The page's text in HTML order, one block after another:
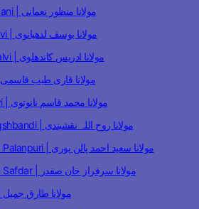
Maulana Manzoor Nomani | مولانا منظور نعمانی
Maulana Yusuf Ludhianvi | مولانا یوسف لدھیانوی
Maulana Idrees Kandhalvi | مولانا ادریس کاندھلوی
Maulana Qari Tayyab | مولانا قاری طیب قاسمی
Maulana Qasim Nanotvi | مولانا محمد قاسم نانوتوی
Maulana Roohullah Naqshbandi | مولانا روح اللہ نقشبندی
Maulana Saeed Ahmad Palanpuri | مولانا سعید احمد پالن پوری
Maulana Sarfaraz Khan Safdar | مولانا سرفراز خان صفدر
Maulana Tariq Jameel | مولانا طارق جمیل